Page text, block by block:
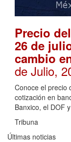
Precio
26 de
cambio
de Julio,
Conoce el precio
cotización en
Banxico, el DOF
Tribuna
Últimas noticias